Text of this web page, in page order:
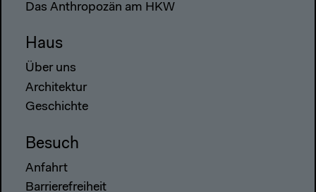
Das Anthropozän am HKW
Haus
Über uns
Architektur
Geschichte
Besuch
Anfahrt
Barrierefreiheit